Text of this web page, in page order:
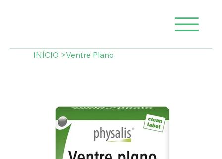
INÍCIO >Ventre Plano